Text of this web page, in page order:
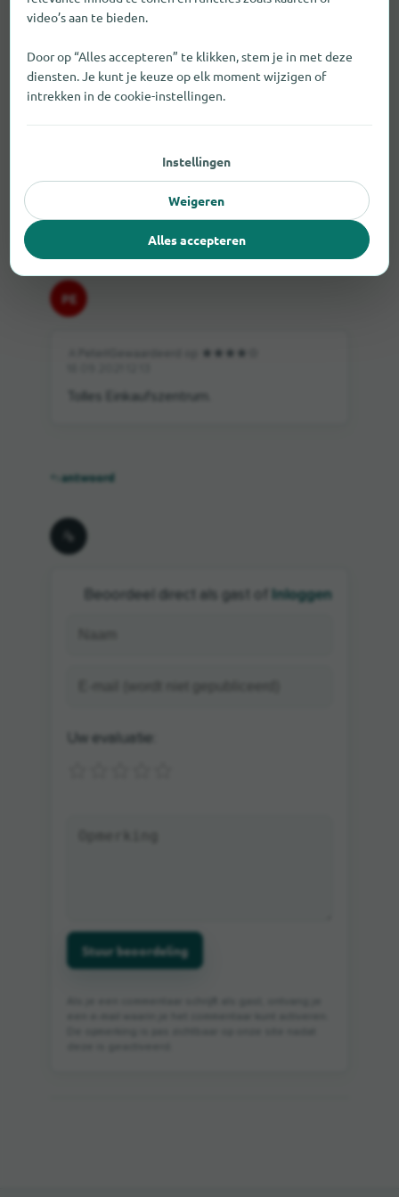
parkeerplaatsen. Deze zijn betalend. Wie
uit tramlijnen 1,2,3,4,5 en buslijn 420.
Verdere verbindingen worden geboden door
PE
Tolles Einkaufszentrum.
antwoord
Beoordeel direct als gast of Inloggen
Uw evaluatie:
Stuur beoordeling
video’s aan te bieden.
Door op “Alles accepteren” te klikken, stem je in met deze
diensten. Je kunt je keuze op elk moment wijzigen of
intrekken in de cookie-instellingen.
Instellingen
Weigeren
Alles accepteren